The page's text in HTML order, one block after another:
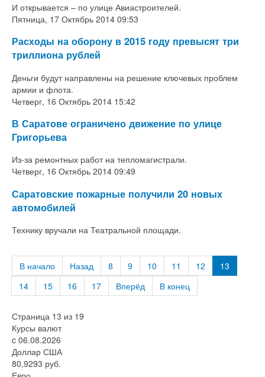
И открывается – по улице Авиастроителей.
Пятница, 17 Октябрь 2014 09:53
Расходы на оборону в 2015 году превысят три
триллиона рублей
Деньги будут направлены на решение ключевых проблем
армии и флота.
Четверг, 16 Октябрь 2014 15:42
В Саратове ограничено движение по улице
Григорьева
Из-за ремонтных работ на тепломагистрали.
Четверг, 16 Октябрь 2014 09:49
Саратовские пожарные получили 20 новых
автомобилей
Технику вручали на Театральной площади.
В начало Назад 8 9 10 11 12
13
14
15 16 17 Вперёд В конец
Страница 13 из 19
Курсы валют
c 06.08.2026
Доллар США
80,9293 руб.